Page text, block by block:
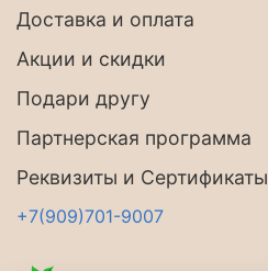
Доставка и оплата
Акции и скидки
Подари другу
Партнерская программа
Реквизиты и Сертификаты
+7(909)701-9007